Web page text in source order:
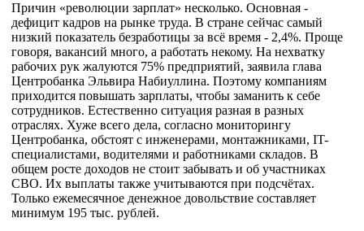
Причин «революции зарплат» несколько. Основная -
дефицит кадров на рынке труда. В стране сейчас самый
низкий показатель безработицы за всё время - 2,4%. Проще
говоря, вакансий много, а работать некому. На нехватку
рабочих рук жалуются 75% предприятий, заявила глава
Центробанка Эльвира Набиуллина. Поэтому компаниям
приходится повышать зарплаты, чтобы заманить к себе
сотрудников. Естественно ситуация разная в разных
отраслях. Хуже всего дела, согласно мониторингу
Центробанка, обстоят с инженерами, монтажниками, IT-
специалистами, водителями и работниками складов. В
общем росте доходов не стоит забывать и об участниках
СВО. Их выплаты также учитываются при подсчётах.
Только ежемесячное денежное довольствие составляет
минимум 195 тыс. рублей.